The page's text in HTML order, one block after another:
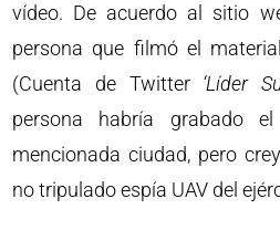
vídeo. De acuerdo al sitio
persona que filmó el
(Cuenta de Twitter ‘Líder
persona habría grabado
mencionada ciudad, pero
no tripulado espía UAV del